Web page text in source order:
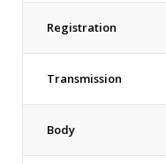
Registration
Transmission
Body